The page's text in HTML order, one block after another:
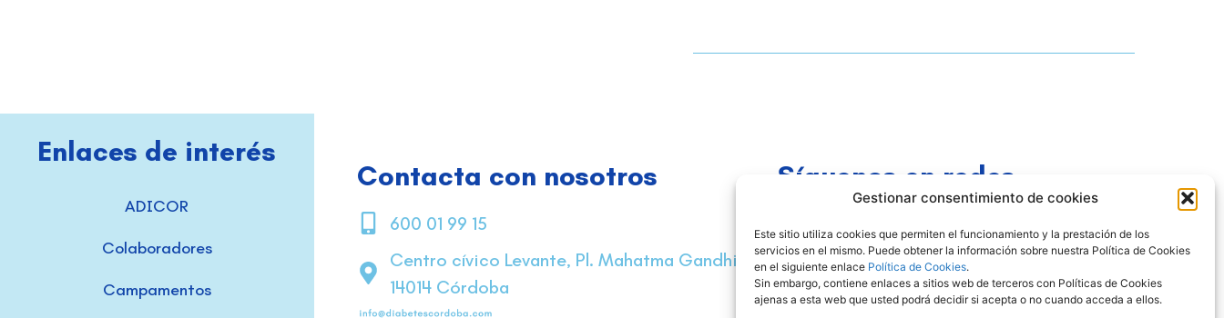
Gestionar consentimiento de cookies
Este sitio utiliza cookies que permiten el funcionamiento y la prestación de los
servicios en el mismo. Puede obtener la información sobre nuestra Política de Cookies
en el siguiente enlace Política de Cookies.
Sin embargo, contiene enlaces a sitios web de terceros con Políticas de Cookies
ajenas a esta web que usted podrá decidir si acepta o no cuando acceda a ellos.
Enlaces de interés
ADICOR
Colaboradores
Campamentos
Contacta con nosotros
600 01 99 15
Centro cívico Levante, Pl. Mahatma Gandhi,
14014 Córdoba
Síguenos en redes
Asociación para la Diabetes de Córdoba
Adicor